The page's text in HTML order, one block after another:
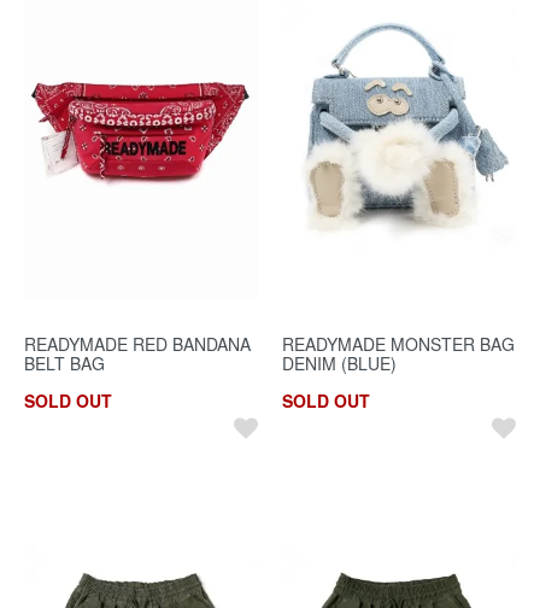
READYMADE RED BANDANA
BELT BAG
SOLD OUT
READYMADE MONSTER BAG
DENIM (BLUE)
SOLD OUT